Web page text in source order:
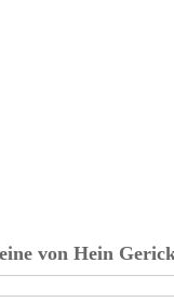
von Hein